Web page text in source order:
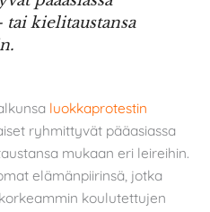
kielitaustansa
luokkaprotestin
ryhmittyvät pääasiassa
mukaan eri leireihin.
elämänpiirinsä, jotka
koulutettujen